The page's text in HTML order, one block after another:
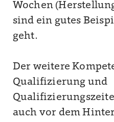
Wochen
sind ein gutes
geht.
Der weitere
Qualifizierung und
auch vor dem